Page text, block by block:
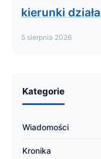
kierunki
5 sierpnia 2026
Kategorie
Wiadomości
Kronika